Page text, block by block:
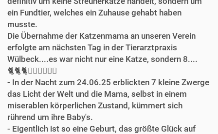
ein Fundtier, welches ein Zuhause gehabt haben
musste.
Die Übernahme der Katzenmama an unseren Verein
erfolgte am nächsten Tag in der Tierarztpraxis
Wülbeck....es war nicht nur eine Katze, sondern 8....
🐈‍🐈‍🐈🐈‍🐈‍🐈‍🐈‍🐈‍😟
- In der Nacht zum 24.06.25 erblickten 7 kleine Zwerge
das Licht der Welt und die Mama, selbst in einem
miserablen körperlichen Zustand, kümmert sich
rührend um ihre Baby's.
- Eigentlich ist so eine Geburt, das größte Glück auf